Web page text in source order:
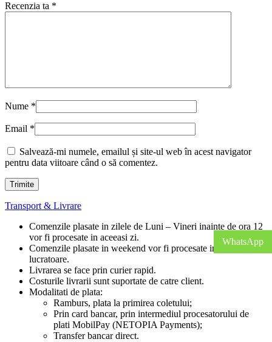
Recenzia ta *
Nume *
Email *
Salvează-mi numele, emailul și site-ul web în acest navigator
pentru data viitoare când o să comentez.
Transport & Livrare
Comenzile plasate in zilele de Luni – Vineri inainte de ora 12
vor fi procesate in aceeasi zi.
Comenzile plasate in weekend vor fi procesate in prima zi
lucratoare.
Livrarea se face prin curier rapid.
Costurile livrarii sunt suportate de catre client.
Modalitati de plata:
Ramburs, plata la primirea coletului;
Prin card bancar, prin intermediul procesatorului de
plati MobilPay (NETOPIA Payments);
Transfer bancar direct.
WhatsApp